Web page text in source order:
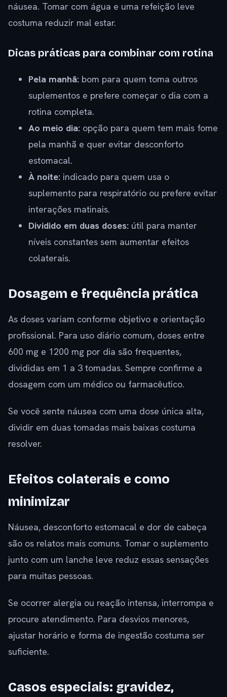
náusea. Tomar com água e uma refeição leve
costuma reduzir mal estar.
Dicas práticas para combinar com rotina
Pela manhã: bom para quem toma outros
suplementos e prefere começar o dia com a
rotina completa.
Ao meio dia: opção para quem tem mais fome
pela manhã e quer evitar desconforto
estomacal.
À noite: indicado para quem usa o
suplemento para respiratório ou prefere evitar
interações matinais.
Dividido em duas doses: útil para manter
níveis constantes sem aumentar efeitos
colaterais.
Dosagem e frequência prática
As doses variam conforme objetivo e orientação
profissional. Para uso diário comum, doses entre
600 mg e 1200 mg por dia são frequentes,
divididas em 1 a 3 tomadas. Sempre confirme a
dosagem com um médico ou farmacêutico.
Se você sente náusea com uma dose única alta,
dividir em duas tomadas mais baixas costuma
resolver.
Efeitos colaterais e como
minimizar
Náusea, desconforto estomacal e dor de cabeça
são os relatos mais comuns. Tomar o suplemento
junto com um lanche leve reduz essas sensações
para muitas pessoas.
Se ocorrer alergia ou reação intensa, interrompa e
procure atendimento. Para desvios menores,
ajustar horário e forma de ingestão costuma ser
suficiente.
Casos especiais: gravidez,